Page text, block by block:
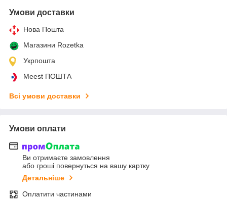
Умови доставки
Нова Пошта
Магазини Rozetka
Укрпошта
Meest ПОШТА
Всі умови доставки
Умови оплати
Ви отримаєте замовлення
або гроші повернуться на вашу картку
Детальніше
Оплатити частинами